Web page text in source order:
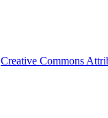
Creative Commons